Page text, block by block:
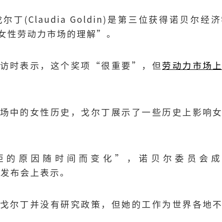
尔丁(Claudia Goldin)是第三位获得诺贝尔经
劳动力市场的理解”。
时表示，这个奖项“很重要”，但劳动力市场
中的女性历史，戈尔丁展示了一些历史上影响
原因随时间而变化”，诺贝尔委员会
布会上表示。
尔丁并没有研究政策，但她的工作为世界各地